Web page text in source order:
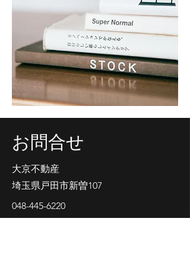
​お問合せ
大京不動産
​埼玉県戸田市新曽107
048-445-6220